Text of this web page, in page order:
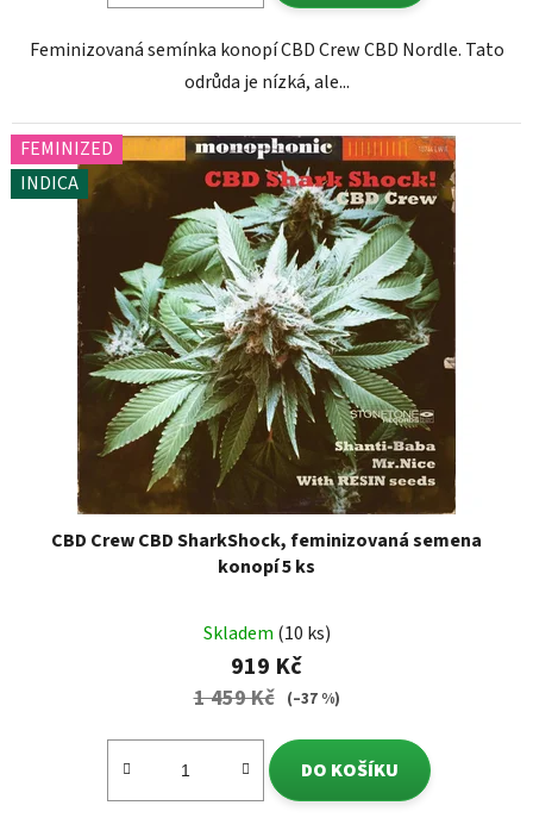
Feminizovaná semínka konopí CBD Crew CBD Nordle. Tato
odrůda je nízká, ale...
FEMINIZED
INDICA
CBD Crew CBD SharkShock, feminizovaná semena
konopí 5 ks
Skladem (10 ks)
919 Kč
1 459 Kč (–37 %)
DO KOŠÍKU